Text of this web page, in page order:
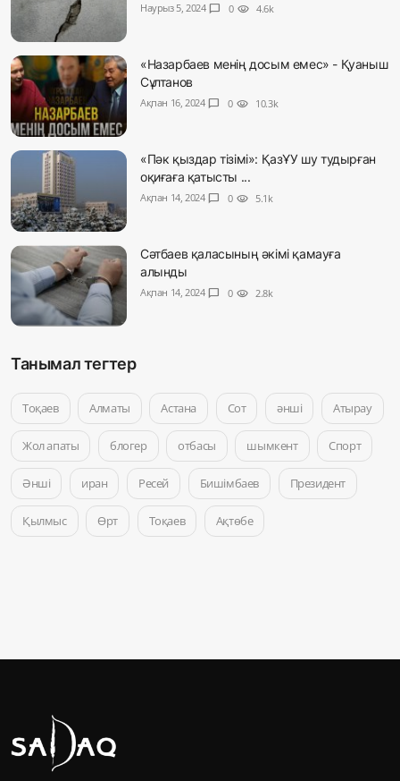
Наурыз 5, 2024 chat_bubble 0 visibility 4.6k
«Назарбаев менің досым емес» - Қуаныш
Сұлтанов
Ақпан 16, 2024 chat_bubble 0 visibility 10.3k
«Пәк қыздар тізімі»: ҚазҰУ шу тудырған
оқиғаға қатысты ...
Ақпан 14, 2024 chat_bubble 0 visibility 5.1k
Сәтбаев қаласының әкімі қамауға
алынды
Ақпан 14, 2024 chat_bubble 0 visibility 2.8k
Танымал тегтер
Тоқаев Алматы Астана Сот әнші Атырау
Жол апаты блогер отбасы шымкент Спорт
Әнші иран Ресей Бишімбаев Президент
Қылмыс Өрт Тоқаев Ақтөбе